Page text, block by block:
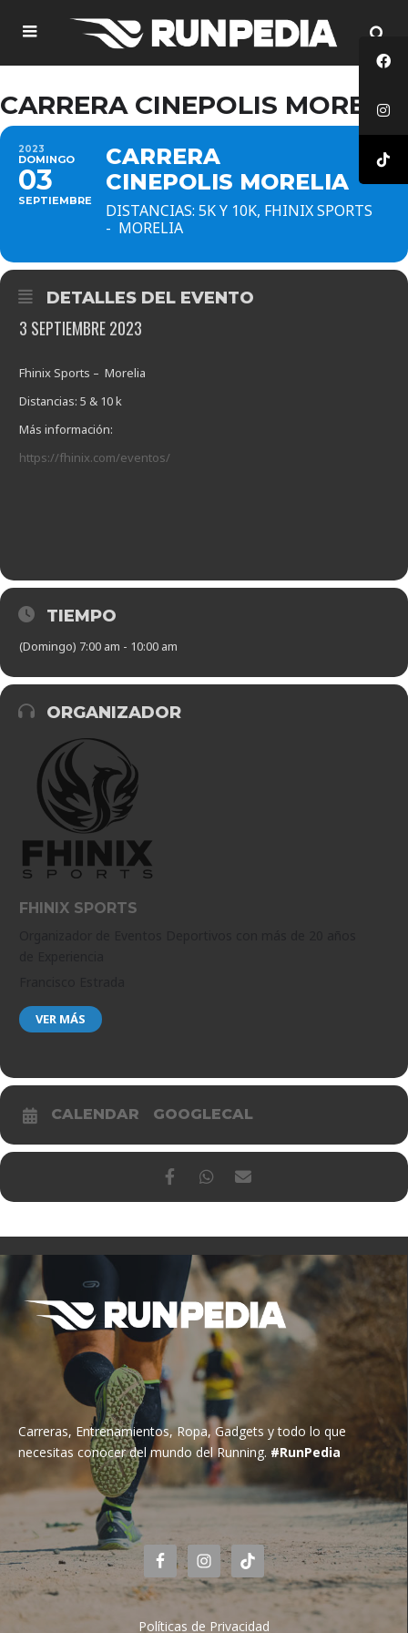
CARRERA CINEPOLIS MORELIA
2023
DOMINGO
03
SEPTIEMBRE
CARRERA
CINEPOLIS MORELIA
DISTANCIAS: 5K Y 10K, FHINIX SPORTS
- MORELIA
DETALLES DEL EVENTO
3 SEPTIEMBRE 2023
Fhinix Sports – Morelia
Distancias: 5 & 10 k
Más información:
https://fhinix.com/eventos/
TIEMPO
(Domingo) 7:00 am - 10:00 am
ORGANIZADOR
FHINIX SPORTS
VER MÁS
CALENDAR GOOGLECAL
Carreras, Entrenamientos, Ropa, Gadgets y todo lo que
necesitas conocer del mundo del Running. #RunPedia
Políticas de Privacidad